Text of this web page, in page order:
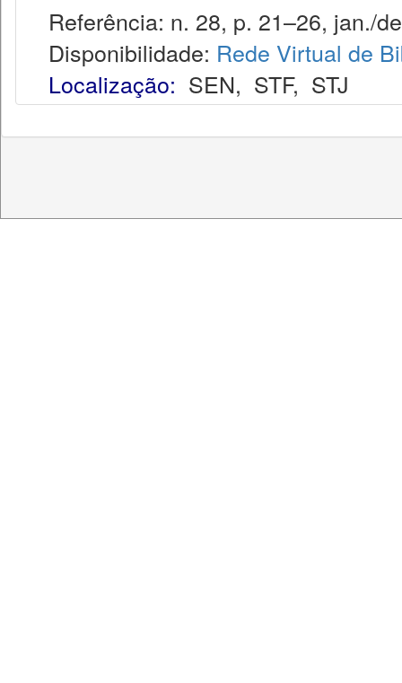
Referência: n. 28, p. 21–26, jan./
Disponibilidade: Rede Virtual de
Localização: SEN, STF, STJ